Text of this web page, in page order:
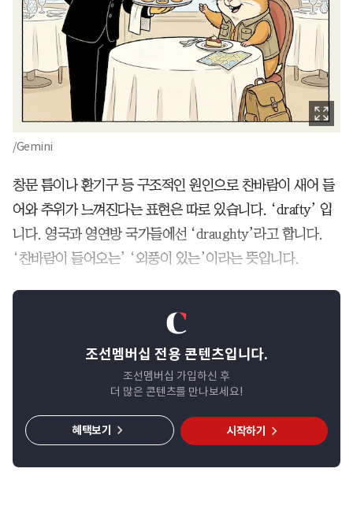
/Gemini
창문 틈이나 환기구 등 구조적인 원인으로 찬바람이 새어 들
어와 추위가 느껴진다는 표현은 따로 있습니다. ‘drafty’ 입
니다. 영국과 영연방 국가들에선 ‘draughty’라고 합니다.
‘찬바람이 들어오는’ ‘외풍이 있는’이라는 뜻입니다.
조선멤버십 전용 콘텐츠입니다.
조선멤버십 가입하신 후
더 많은 콘텐츠를 만나보세요!
시작하기
혜택보기